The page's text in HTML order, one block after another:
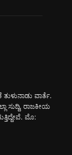
ತುಳುನಾಡು ವಾರ್ತೆ.
ಸುದ್ದಿ, ರಾಜಕೀಯ
ಮೊ: